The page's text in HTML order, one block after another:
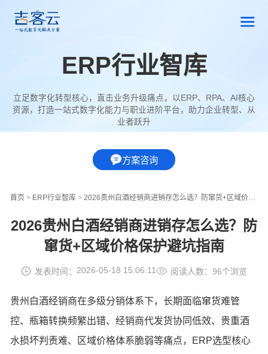
ERP行业智库
立足数字化转型核心，直击业务升级痛点，以ERP、RPA、AI核心
资源，打造一站式数字化能力与职业进阶平台，助力企业转型、从
业者跃升
方案咨询
首页 > ERP行业智库 > 2026贵州白酒经销商进销存怎么选？防窜货+区域价格保护避坑指南
2026贵州白酒经销商进销存怎么选？防
窜货+区域价格保护避坑指南
发表时间： 2026-05-18 15:06:11 阅读人数：96个浏览
贵州白酒经销商在多级分销体系下，长期面临窜货难管
控、瓶箱转换频繁出错、经销商代发货协同低效、贵重酒
水损坏判责难、区域价格体系脆弱等痛点，ERP选型核心